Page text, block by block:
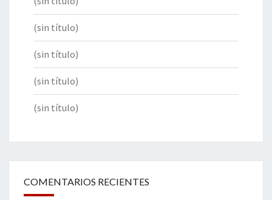
(sin título)
(sin título)
(sin título)
(sin título)
COMENTARIOS RECIENTES